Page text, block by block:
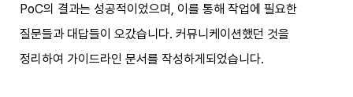
PoC의 결과는 성공적이었으며, 이를 통해 작업에 필요한
질문들과 대답들이 오갔습니다. 커뮤니케이션했던 것을
정리하여 가이드라인 문서를 작성하게되었습니다.